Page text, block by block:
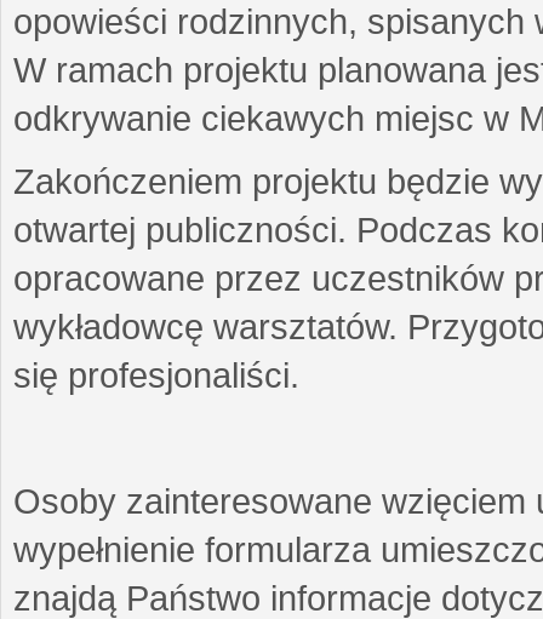
opowieści rodzinnych,
W ramach projektu planowana
odkrywanie ciekawych miejsc w
Zakończeniem projektu będzie
otwartej publiczności. Podczas
opracowane przez uczestników
wykładowcę warsztatów.
się profesjonaliści.
Osoby zainteresowane wzięciem
wypełnienie formularza
znajdą Państwo informacje